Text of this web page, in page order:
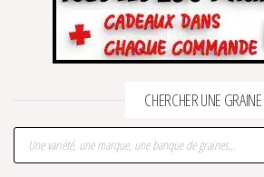
CHERCHER UNE GRAINE
Recherche de produits